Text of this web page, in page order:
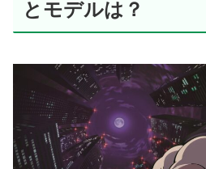
とモデルは？